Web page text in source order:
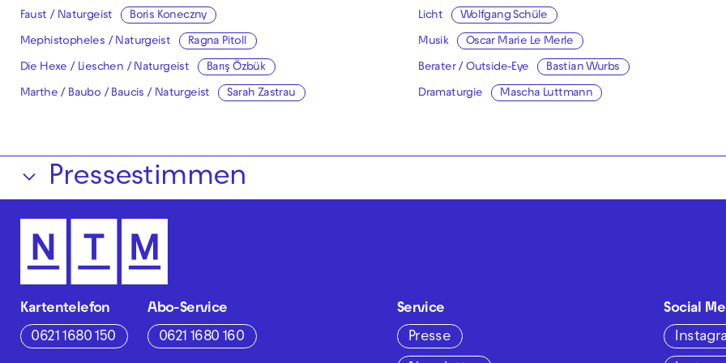
Faust / Naturgeist Boris Koneczny
Mephistopheles / Naturgeist Ragna Pitoll
Die Hexe / Lieschen / Naturgeist Barış Özbük
Marthe / Baubo / Baucis / Naturgeist Sarah Zastrau
Licht Wolfgang Schüle
Musik Oscar Marie Le Merle
Berater / Outside-Eye Bastian Wurbs
Dramaturgie Mascha Luttmann
Pressestimmen
Kartentelefon
0621 1680 150
Abo-Service
0621 1680 160
Service
Presse
Social